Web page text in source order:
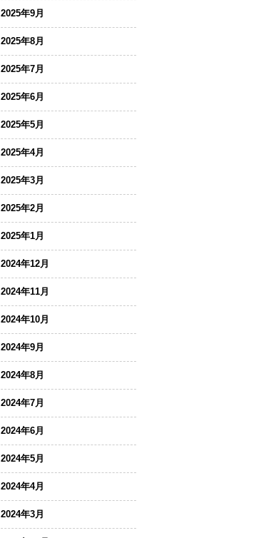
2025年9月
2025年8月
2025年7月
2025年6月
2025年5月
2025年4月
2025年3月
2025年2月
2025年1月
2024年12月
2024年11月
2024年10月
2024年9月
2024年8月
2024年7月
2024年6月
2024年5月
2024年4月
2024年3月